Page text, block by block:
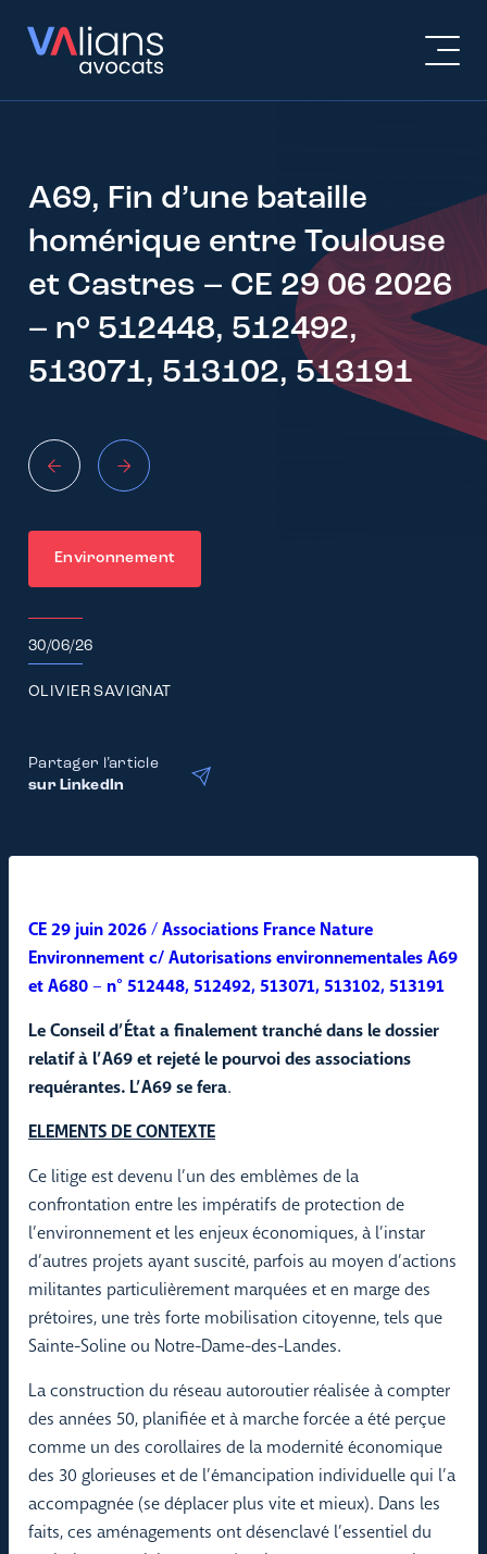
A69, Fin d’une bataille
homérique entre Toulouse
et Castres – CE 29 06 2026
– n° 512448, 512492,
513071, 513102, 513191
Environnement
30/06/26
OLIVIER SAVIGNAT
Partager l’article
sur LinkedIn
CE 29 juin 2026/Associations France Nature
Environnement c/ Autorisations environnementales A69
et A680– n° 512448, 512492, 513071, 513102, 513191
Le Conseil d’État a finalement tranché dans le dossier
relatif à l’A69 et rejeté le pourvoi des associations
requérantes. L’A69 se fera.
ELEMENTS DE CONTEXTE
Ce litige est devenu l’un des emblèmes de la
confrontation entre les impératifs de protection de
l’environnement et les enjeux économiques, à l’instar
d’autres projets ayant suscité, parfois au moyen d’actions
militantes particulièrement marquées et en marge des
prétoires, une très forte mobilisation citoyenne, tels que
Sainte-Soline ou Notre-Dame-des-Landes.
La construction du réseau autoroutier réalisée à compter
des années 50, planifiée et à marche forcée a été perçue
comme un des corollaires de la modernité économique
des 30 glorieuses et de l’émancipation individuelle qui l’a
accompagnée (se déplacer plus vite et mieux). Dans les
faits, ces aménagements ont désenclavé l’essentiel du